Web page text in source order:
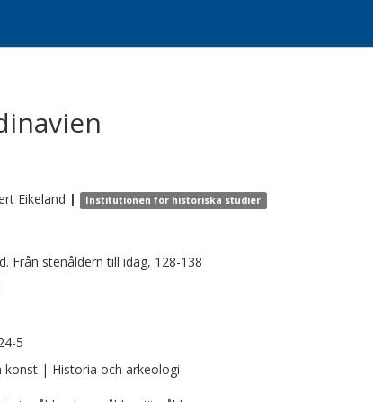
Eikeland | Institutionen för historiska studier
Från stenåldern till idag, 128-138
5
konst | Historia och arkeologi